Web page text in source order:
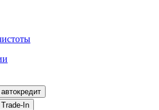
на автокредит
на Trade-In